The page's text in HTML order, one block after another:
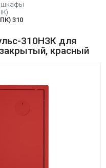
шкафы
310
310НЗК для
красный